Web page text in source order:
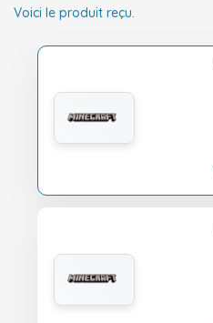
Voici le produit reçu.